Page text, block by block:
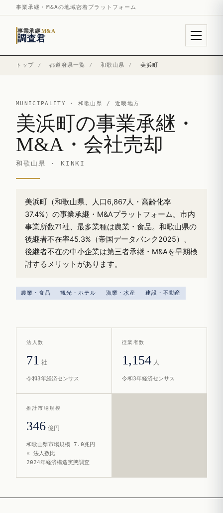
事業承継・M&Aの地域密着プラットフォーム
事業承継M&A
調査君
トップ / 都道府県一覧 / 和歌山県 / 美浜町
MUNICIPALITY · 和歌山県 / 近畿地方
美浜町の事業承継・
M&A・会社売却
和歌山県 · KINKI
美浜町（和歌山県、人口6,867人・高齢化率
37.4%）の事業承継・M&Aプラットフォーム。市内
事業所数71社、最多業種は農業・食品。和歌山県の
後継者不在率45.3%（帝国データバンク2025）、
後継者不在の中小企業は第三者承継・M&Aを早期検
討するメリットがあります。
農業・食品 観光・ホテル 漁業・水産 建設・不動産
法人数
71 社
令和3年経済センサス
従業者数
1,154 人
令和3年経済センサス
推計市場規模
346 億円
和歌山県市場規模 7.0兆円
× 法人数比
2024年経済構造実態調査